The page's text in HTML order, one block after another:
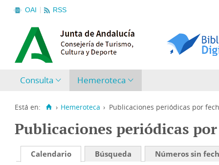
OAI RSS
Consulta Hemeroteca
Está en: › Hemeroteca › Publicaciones periódicas por
Publicaciones periódicas
Calendario Búsqueda
Números sin